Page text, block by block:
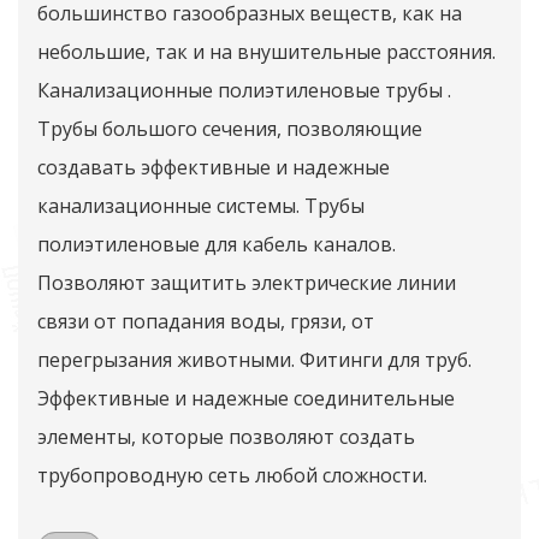
большинство газообразных веществ, как на
небольшие, так и на внушительные расстояния.
Канализационные полиэтиленовые трубы .
Трубы большого сечения, позволяющие
создавать эффективные и надежные
канализационные системы. Трубы
полиэтиленовые для кабель каналов.
Позволяют защитить электрические линии
связи от попадания воды, грязи, от
перегрызания животными. Фитинги для труб.
Эффективные и надежные соединительные
элементы, которые позволяют создать
трубопроводную сеть любой сложности.